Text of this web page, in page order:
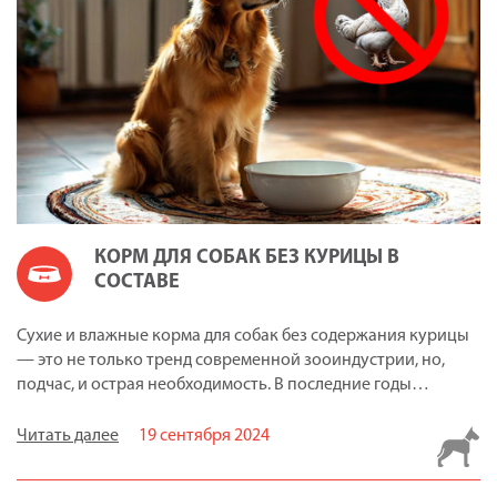
КОРМ ДЛЯ СОБАК БЕЗ КУРИЦЫ В
СОСТАВЕ
Сухие и влажные корма для собак без содержания курицы
— это не только тренд современной зооиндустрии, но,
подчас, и острая необходимость. В последние годы…
Читать далее 19 сентября 2024